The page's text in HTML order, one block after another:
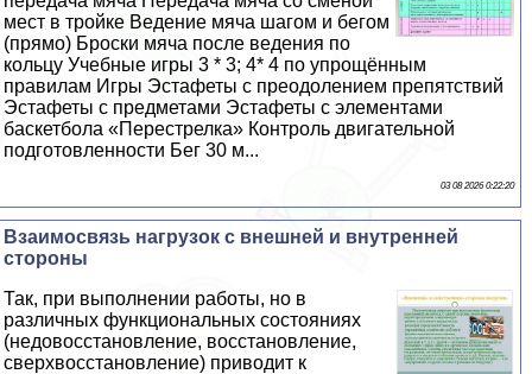
мест в тройке Ведение мяча шагом и бегом
(прямо) Броски мяча после ведения по
кольцу Учебные игры 3 * 3; 4* 4 по упрощённым
правилам Игры Эстафеты с преодолением препятствий
Эстафеты с предметами Эстафеты с элементами
баскетбола «Перестрелка» Контроль двигательной
подготовленности Бег 30 м...
03 08 2026 0:22:20
Взаимосвязь нагрузок с внешней и внутренней
стороны
Так, при выполнении работы, но в
различных функциональных состояниях
(недовосстановление, восстановление,
сверхвосстановление) приводит к